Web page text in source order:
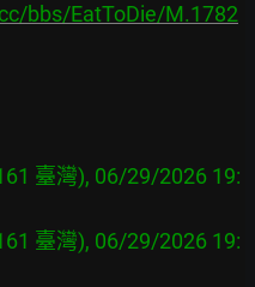
bbs/EatToDie/M.1782
臺灣), 06/29/2026 19:
臺灣), 06/29/2026 19: